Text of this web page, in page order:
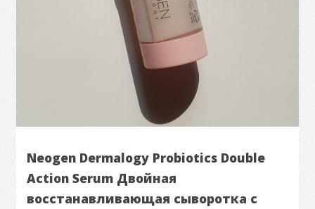
Neogen Dermalogy Probiotics Double
Action Serum Двойная
восстанавливающая сыворотка с